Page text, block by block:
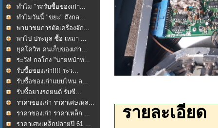
ทำไม "รถรับซื้อของเก่า...
ทำไมวันนี้ "ขยะ" ถึงกล...
พามาชมการตัดเครื่องจัก...
พาไป ประมูล ซื้อ เหมา ...
ยุคโควิท คนเก็บของเก่า...
ระวัง! กลโกง "นายหน้าท...
รับซื้อของเก่า!!!! ระว...
รับซื้อของเก่าแบบไหน ล...
รับซื้อยางรถยนต์ รับซื...
ราคาของเก่า ราคาเศษเหล...
ราคาของเก่า ราคาเหล็ก ...
ราคาเศษเหล็กปลายปี 61 ...
รายละเอียด